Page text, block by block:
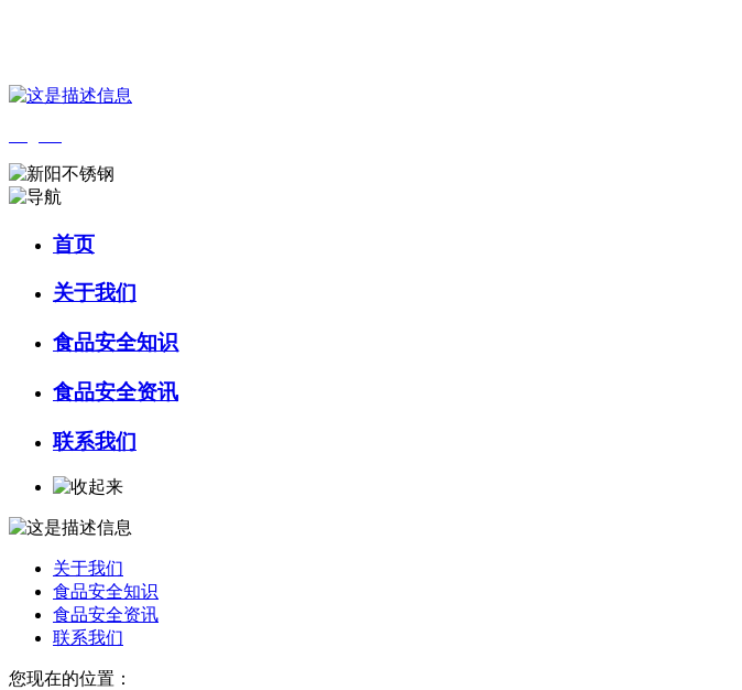
首页
关于我们
食品安全知识
食品安全资讯
联系我们
关于我们
食品安全知识
食品安全资讯
联系我们
您现在的位置：